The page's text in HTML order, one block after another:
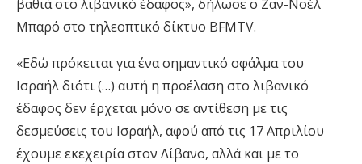
βαθιά στο λιβανικό έδαφος», δήλωσε ο Ζαν-Νοέλ
Μπαρό στο τηλεοπτικό δίκτυο BFMTV.
«Εδώ πρόκειται για ένα σημαντικό σφάλμα του
Ισραήλ διότι (…) αυτή η προέλαση στο λιβανικό
έδαφος δεν έρχεται μόνο σε αντίθεση με τις
δεσμεύσεις του Ισραήλ, αφού από τις 17 Απριλίου
έχουμε εκεχειρία στον Λίβανο, αλλά και με το